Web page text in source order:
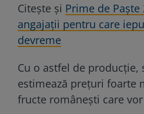
Citește și Prime de Paște
angajații pentru care
devreme
Cu o astfel de producție,
estimează prețuri foarte
fructe românești care